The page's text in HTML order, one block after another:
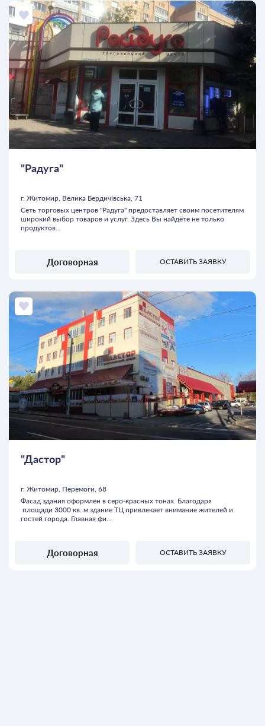
"Радуга"
г. Житомир, Велика Бердичівська, 71
Сеть торговых центров "Радуга" предоставляет своим посетителям
широкий выбор товаров и услуг. Здесь Вы найдёте не только
продуктов...
Договорная ОСТАВИТЬ ЗАЯВКУ
"Дастор"
г. Житомир, Перемоги, 68
Фасад здания оформлен в серо-красных тонах. Благодаря
площади 3000 кв. м здание ТЦ привлекает внимание жителей и
гостей города. Главная фи...
Договорная ОСТАВИТЬ ЗАЯВКУ